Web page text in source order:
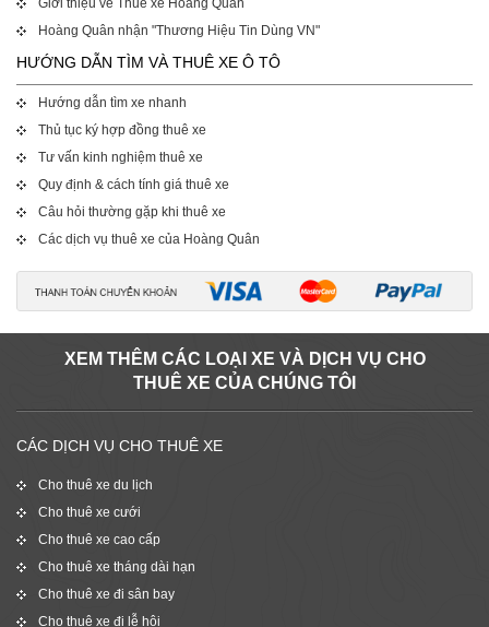
Giới thiệu về Thuê xe Hoàng Quân
Hoàng Quân nhận "Thương Hiệu Tin Dùng VN"
HƯỚNG DẪN TÌM VÀ THUÊ XE Ô TÔ
Hướng dẫn tìm xe nhanh
Thủ tục ký hợp đồng thuê xe
Tư vấn kinh nghiệm thuê xe
Quy định & cách tính giá thuê xe
Câu hỏi thường gặp khi thuê xe
Các dịch vụ thuê xe của Hoàng Quân
XEM THÊM CÁC LOẠI XE VÀ DỊCH VỤ CHO
THUÊ XE CỦA CHÚNG TÔI
CÁC DỊCH VỤ CHO THUÊ XE
Cho thuê xe du lịch
Cho thuê xe cưới
Cho thuê xe cao cấp
Cho thuê xe tháng dài hạn
Cho thuê xe đi sân bay
Cho thuê xe đi lễ hội